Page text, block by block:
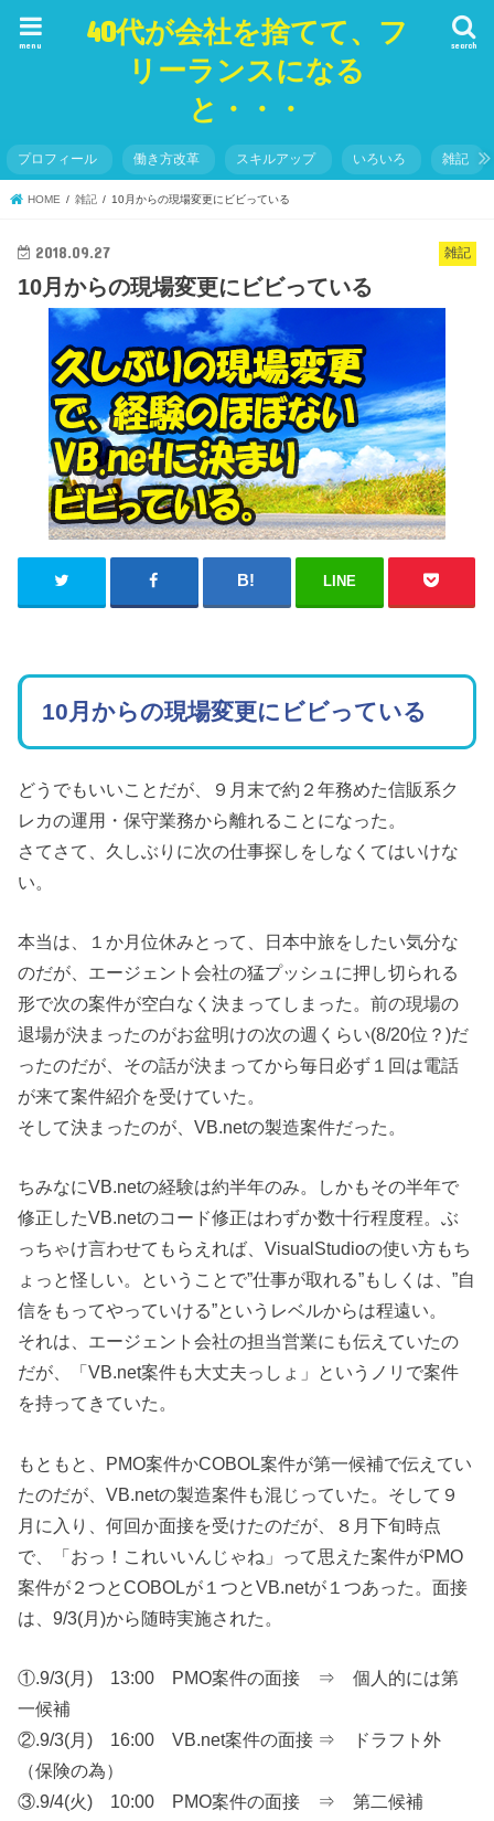
40代が会社を捨てて、フ
リーランスになる
と・・・
search
menu
プロフィール 働き方改革 スキルアップ いろいろ 雑記
HOME 雑記 10月からの現場変更にビビっている
雑記
2018.09.27
10月からの現場変更にビビっている
LINE
10月からの現場変更にビビっている
どうでもいいことだが、９月末で約２年務めた信販系ク
レカの運用・保守業務から離れることになった。
さてさて、久しぶりに次の仕事探しをしなくてはいけな
い。
本当は、１か月位休みとって、日本中旅をしたい気分な
のだが、エージェント会社の猛プッシュに押し切られる
形で次の案件が空白なく決まってしまった。前の現場の
退場が決まったのがお盆明けの次の週くらい(8/20位？)だ
ったのだが、その話が決まってから毎日必ず１回は電話
が来て案件紹介を受けていた。
そして決まったのが、VB.netの製造案件だった。
ちみなにVB.netの経験は約半年のみ。しかもその半年で
修正したVB.netのコード修正はわずか数十行程度程。ぶ
っちゃけ言わせてもらえれば、VisualStudioの使い方もち
ょっと怪しい。ということで”仕事が取れる”もしくは、”自
信をもってやっていける”というレベルからは程遠い。
それは、エージェント会社の担当営業にも伝えていたの
だが、「VB.net案件も大丈夫っしょ」というノリで案件
を持ってきていた。
もともと、PMO案件かCOBOL案件が第一候補で伝えてい
たのだが、VB.netの製造案件も混じっていた。そして９
月に入り、何回か面接を受けたのだが、８月下旬時点
で、「おっ！これいいんじゃね」って思えた案件がPMO
案件が２つとCOBOLが１つとVB.netが１つあった。面接
は、9/3(月)から随時実施された。
①.9/3(月) 13:00 PMO案件の面接 ⇒ 個人的には第
一候補
②.9/3(月) 16:00 VB.net案件の面接 ⇒ ドラフト外
（保険の為）
③.9/4(火) 10:00 PMO案件の面接 ⇒ 第二候補